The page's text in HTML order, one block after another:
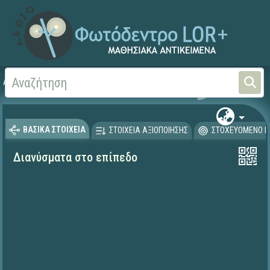
Αρχική ΕΡΓΑ ΙΤΥΕ 1996-2008
ΒΑΣΙΚΑ ΣΤΟΙΧΕΙΑ ΣΤΟΙΧΕΙΑ ΑΞΙΟΠΟΙΗΣΗΣ ΣΤΟΧΕΥΟΜΕΝΟ
Διανύσματα στο επίπεδο